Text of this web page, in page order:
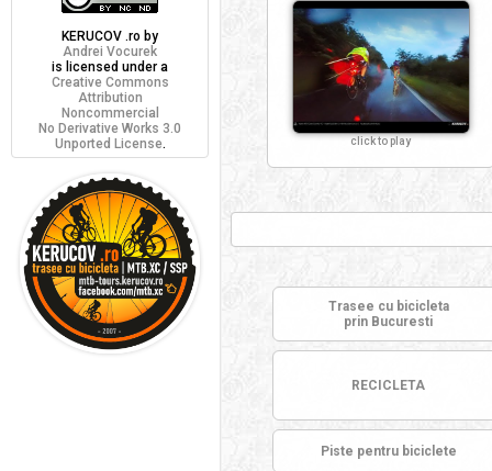
click to play
Trasee cu bicicleta
prin Bucuresti
RECICLETA
Piste pentru biciclete
KERUCOV .ro by
Andrei Vocurek
is licensed under a
Creative Commons
Attribution
Noncommercial
No Derivative Works 3.0
Unported License.